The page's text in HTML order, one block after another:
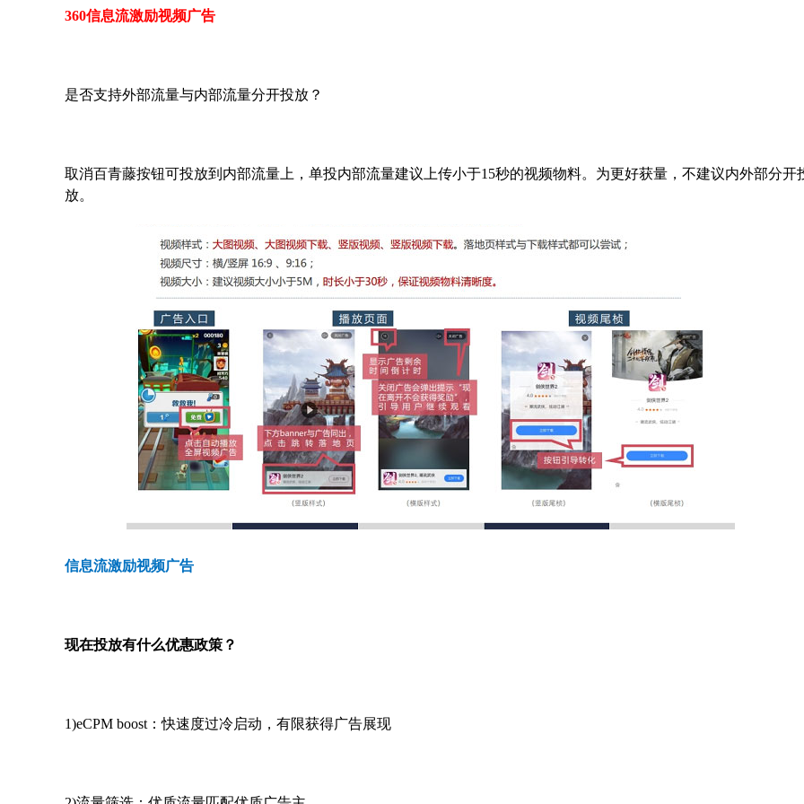
360信息流激励视频广告
是否支持外部流量与内部流量分开投放？
取消百青藤按钮可投放到内部流量上，单投内部流量建议上传小于15秒的视频物料。为更好获量，不建议内外部分开
放。
信息流激励视频广告
现在投放有什么优惠政策？
1)eCPM boost：快速度过冷启动，有限获得广告展现